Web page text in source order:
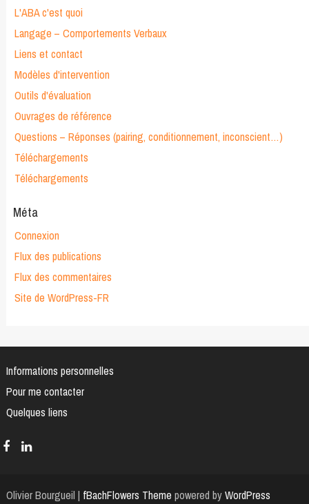
L'ABA c'est quoi
Langage – Comportements Verbaux
Liens et contact
Modèles d'intervention
Outils d'évaluation
Ouvrages de référence
Questions – Réponses (pairing, conditionnement, inconscient…)
Téléchargements
Téléchargements
Méta
Connexion
Flux des publications
Flux des commentaires
Site de WordPress-FR
Informations personnelles
Pour me contacter
Quelques liens
Olivier Bourgueil | fBachFlowers Theme powered byWordPress